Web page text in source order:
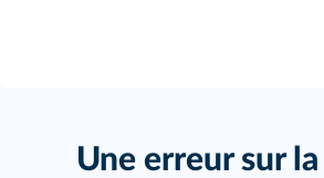
Une erreur sur la